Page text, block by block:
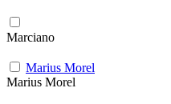
Marciano
Marius Morel
Marius Morel